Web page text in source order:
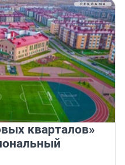
кварталов»